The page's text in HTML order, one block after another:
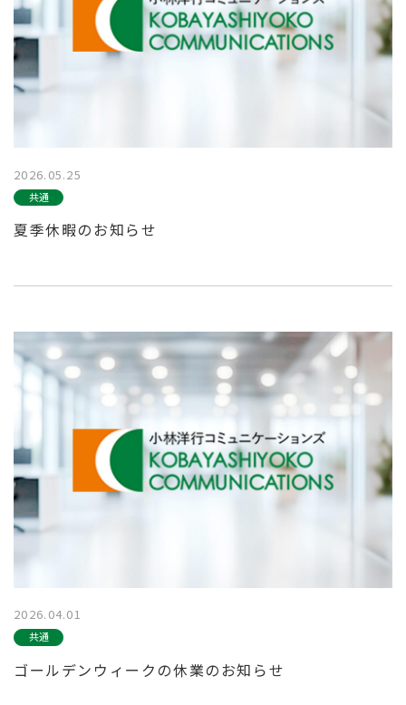
2026.05.25
共通
夏季休暇のお知らせ
2026.04.01
共通
ゴールデンウィークの休業のお知らせ